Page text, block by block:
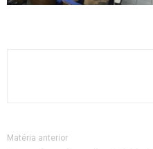
Matéria anterior